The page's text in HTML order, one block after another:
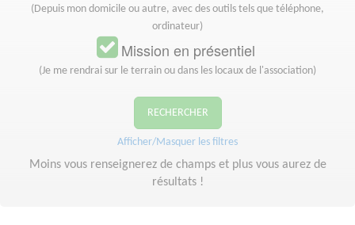
(Depuis mon domicile ou autre, avec des outils tels que téléphone,
ordinateur)
Mission en présentiel
(Je me rendrai sur le terrain ou dans les locaux de l'association)
RECHERCHER
Afficher/Masquer les filtres
Moins vous renseignerez de champs et plus vous aurez de
résultats !